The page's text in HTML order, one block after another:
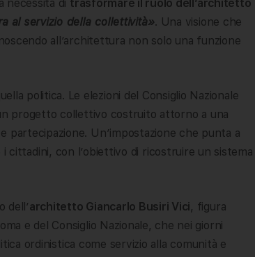
necessità di trasformare il ruolo dell’architetto
al servizio della collettività». Una visione che
all’architettura non solo una funzione
politica. Le elezioni del Consiglio Nazionale
progetto collettivo costruito attorno a una
partecipazione. Un’impostazione che punta a
cittadini, con l’obiettivo di ricostruire un sistema
dell’architetto Giancarlo Busiri Vici, figura
e del Consiglio Nazionale, che nei giorni
ordinistica come servizio alla comunità e